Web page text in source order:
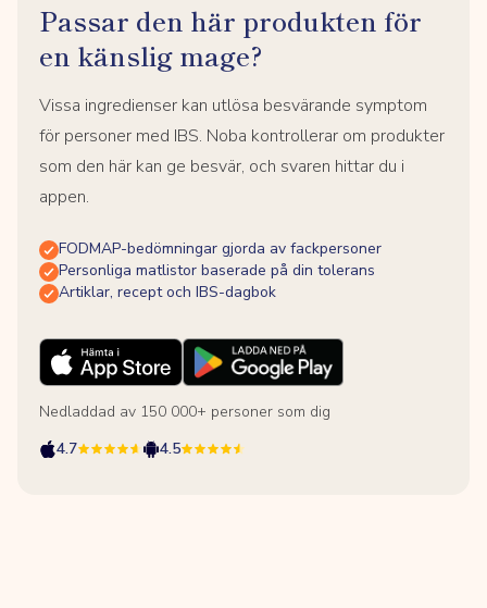
Passar den här produkten för
en känslig mage?
Vissa ingredienser kan utlösa besvärande symptom
för personer med IBS. Noba kontrollerar om produkter
som den här kan ge besvär, och svaren hittar du i
appen.
FODMAP-bedömningar gjorda av fackpersoner
Personliga matlistor baserade på din tolerans
Artiklar, recept och IBS-dagbok
Nedladdad av 150 000+ personer som dig
4.7
4.5